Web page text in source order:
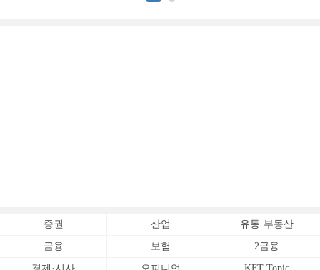
증권 산업 유통·부동산
금융 보험 2금융